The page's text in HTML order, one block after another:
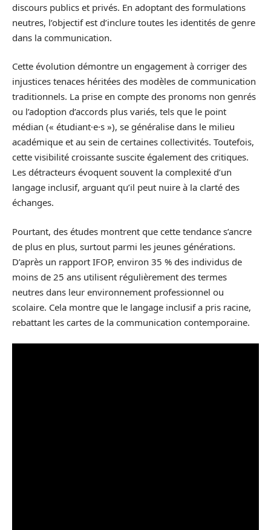
discours publics et privés. En adoptant des formulations
neutres, l’objectif est d’inclure toutes les identités de genre
dans la communication.
Cette évolution démontre un engagement à corriger des
injustices tenaces héritées des modèles de communication
traditionnels. La prise en compte des pronoms non genrés
ou l’adoption d’accords plus variés, tels que le point
médian (« étudiant·e·s »), se généralise dans le milieu
académique et au sein de certaines collectivités. Toutefois,
cette visibilité croissante suscite également des critiques.
Les détracteurs évoquent souvent la complexité d’un
langage inclusif, arguant qu’il peut nuire à la clarté des
échanges.
Pourtant, des études montrent que cette tendance s’ancre
de plus en plus, surtout parmi les jeunes générations.
D’après un rapport IFOP, environ 35 % des individus de
moins de 25 ans utilisent régulièrement des termes
neutres dans leur environnement professionnel ou
scolaire. Cela montre que le langage inclusif a pris racine,
rebattant les cartes de la communication contemporaine.